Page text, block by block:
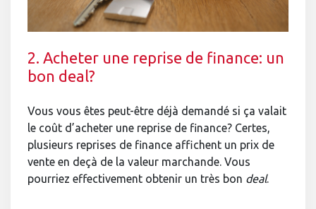
2. Acheter une reprise de finance: un
bon deal?
Vous vous êtes peut-être déjà demandé si ça valait
le coût d’acheter une reprise de finance? Certes,
plusieurs reprises de finance affichent un prix de
vente en deçà de la valeur marchande. Vous
pourriez effectivement obtenir un très bon deal.